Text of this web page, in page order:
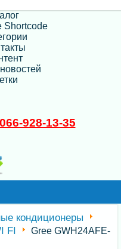
Shortcode
066-928-13-35
кондиционеры
FI
Gree GWH24AFE-